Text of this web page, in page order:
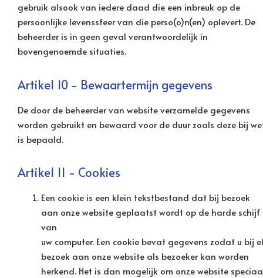
gebruik alsook van iedere daad die een inbreuk op de
persoonlijke levenssfeer van die perso(o)n(en) oplevert. De
beheerder is in geen geval verantwoordelijk in
bovengenoemde situaties.
Artikel 10 - Bewaartermijn gegevens
De door de beheerder van website verzamelde gegevens
worden gebruikt en bewaard voor de duur zoals deze bij
is bepaald.
Artikel 11 - Cookies
Een cookie is een klein tekstbestand dat bij bezoek
aan onze website geplaatst wordt op de harde schijf
van
uw computer. Een cookie bevat gegevens zodat u bij
bezoek aan onze website als bezoeker kan worden
herkend. Het is dan mogelijk om onze website